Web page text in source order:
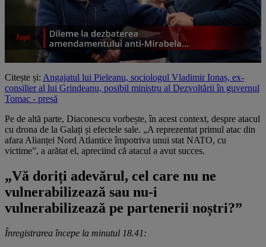
Citește și: Angajatul lui Pieleanu, sociologul Vladimir Ionaș, ex-
consilier al lui Grindeanu, posibil ministru al Dezvoltării în guvernul
Tomac - presă
Pe de altă parte, Diaconescu vorbește, în acest context, despre atacul
cu drona de la Galați și efectele sale. „A reprezentat primul atac din
afara Alianței Nord Atlantice împotriva unui stat NATO, cu
victime”, a arătat el, apreciind că atacul a avut succes.
„Vă doriți adevărul, cel care nu ne
vulnerabilizează sau nu-i
vulnerabilizează pe partenerii noștri?”
Înregistrarea începe la minutul 18.41: